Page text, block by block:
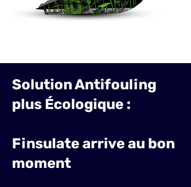
Solution Antifouling
plus Écologique :
Finsulate arrive au bon
moment